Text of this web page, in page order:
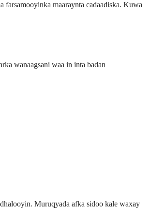
farsamooyinka maaraynta cadaadiska. Kuwa
wanaagsani waa in inta badan
Muruqyada afka sidoo kale waxay